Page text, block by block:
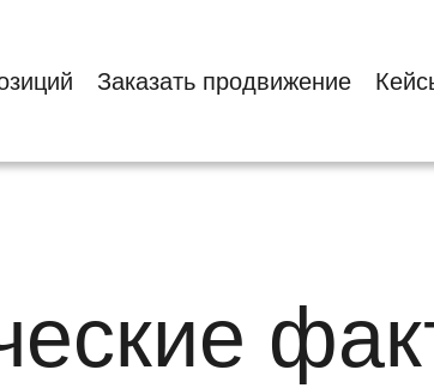
Заказать продвижение